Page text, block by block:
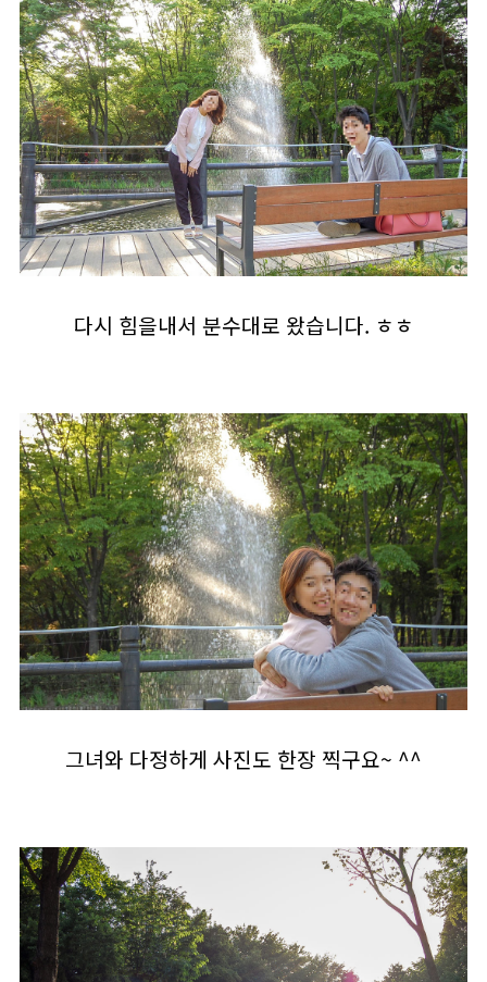
다시 힘을내서 분수대로 왔습니다. ㅎㅎ
그녀와 다정하게 사진도 한장 찍구요~ ^^